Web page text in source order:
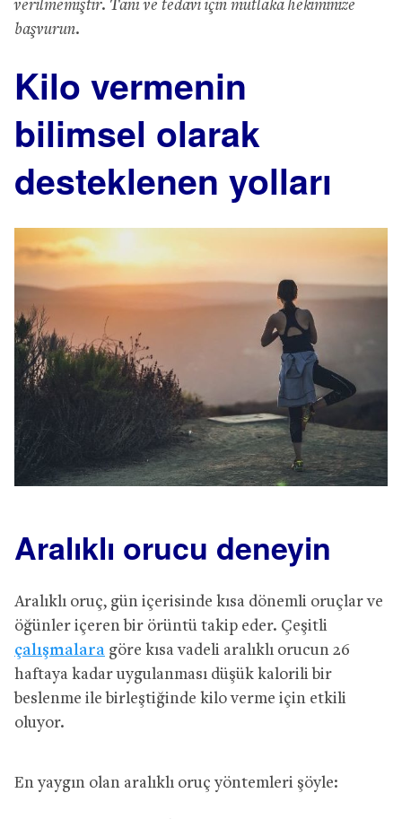
verilmemiştir. Tanı ve tedavi için mutlaka hekiminize
başvurun.
Kilo vermenin
bilimsel olarak
desteklenen yolları
Aralıklı orucu deneyin
Aralıklı oruç, gün içerisinde kısa dönemli oruçlar ve
öğünler içeren bir örüntü takip eder. Çeşitli
çalışmalara göre kısa vadeli aralıklı orucun 26
haftaya kadar uygulanması düşük kalorili bir
beslenme ile birleştiğinde kilo verme için etkili
oluyor.
En yaygın olan aralıklı oruç yöntemleri şöyle: